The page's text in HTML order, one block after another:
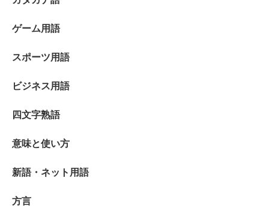
ゲーム用語
スポーツ用語
ビジネス用語
四文字熟語
意味と使い方
新語・ネット用語
方言